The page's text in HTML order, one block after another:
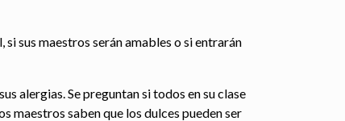
sus maestros serán amables o si entrarán
alergias. Se preguntan si todos en su clase
maestros saben que los dulces pueden ser